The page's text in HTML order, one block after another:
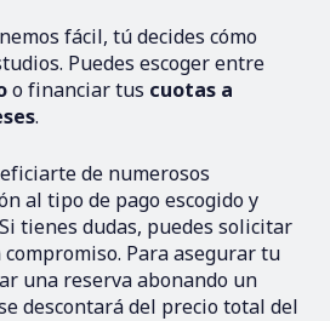
fácil, tú decides cómo
Puedes escoger entre
o financiar tus cuotas a
.
de numerosos
al tipo de pago escogido y
tienes dudas, puedes solicitar
Para asegurar tu
una reserva abonando un
descontará del precio total del